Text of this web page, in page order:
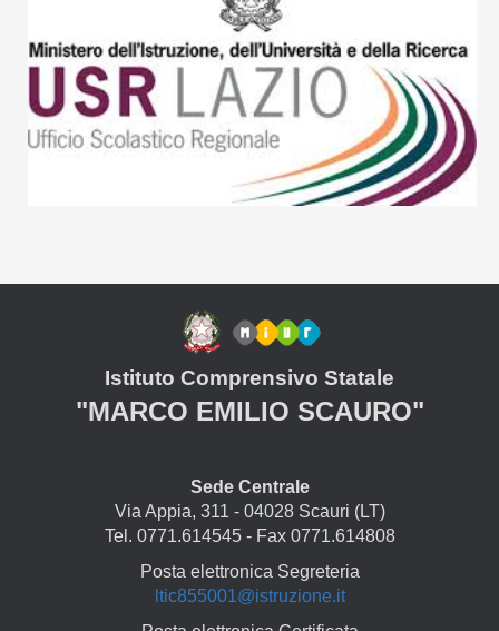
Istituto Comprensivo Statale
"MARCO EMILIO SCAURO"
Sede Centrale
Via Appia, 311 - 04028 Scauri (LT)
Tel. 0771.614545 - Fax 0771.614808
Posta elettronica Segreteria
ltic855001@istruzione.it